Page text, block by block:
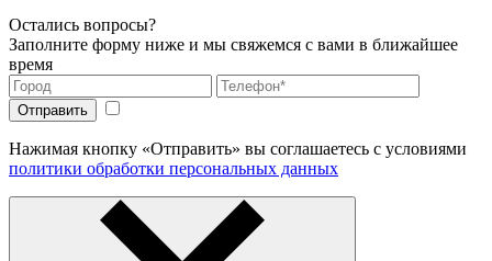
Остались вопросы?
Заполните форму ниже и мы свяжемся с вами в ближайшее
время
Нажимая кнопку «Отправить» вы соглашаетесь с условиями
политики обработки персональных данных